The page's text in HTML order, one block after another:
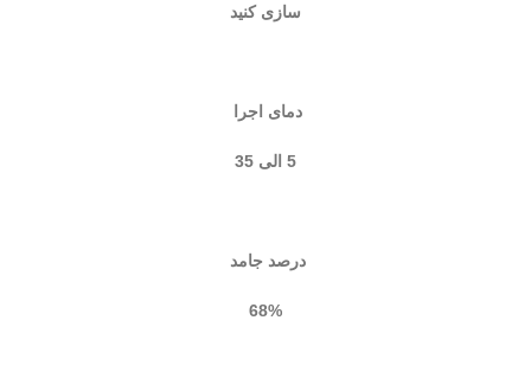
سازی کنید
دمای اجرا
5 الی 35
درصد جامد
68%